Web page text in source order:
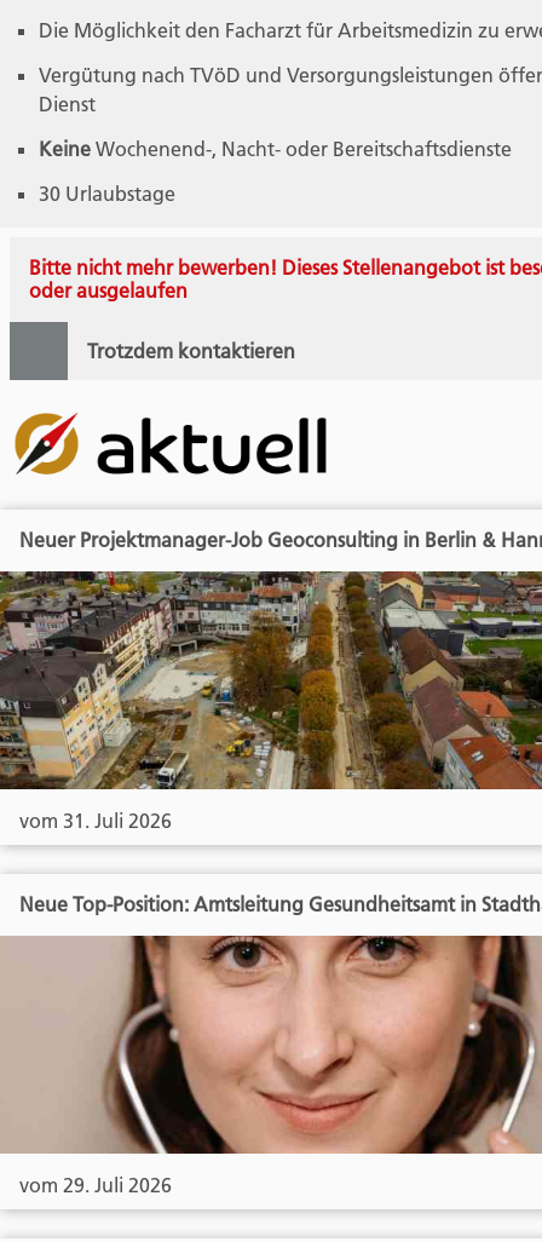
Die Möglichkeit den Facharzt für Arbeitsmedizin zu
Vergütung nach TVöD und Versorgungsleistungen
Dienst
Keine Wochenend-, Nacht- oder Bereitschaftsdienste
30 Urlaubstage
Bitte nicht mehr bewerben! Dieses Stellenangebot ist
oder ausgelaufen
Trotzdem kontaktieren
Neuer Projektmanager-Job Geoconsulting in Berlin &
vom 31. Juli 2026
Neue Top-Position: Amtsleitung Gesundheitsamt in
vom 29. Juli 2026